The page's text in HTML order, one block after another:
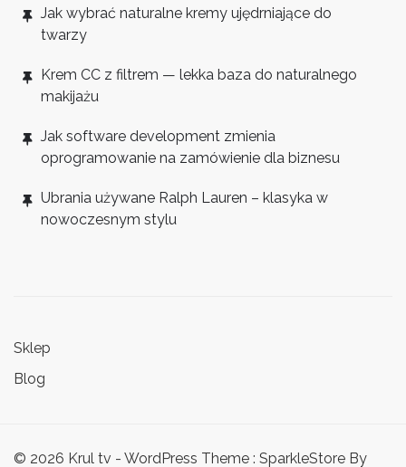
Jak wybrać naturalne kremy ujędrniające do
twarzy
Krem CC z filtrem — lekka baza do naturalnego
makijażu
Jak software development zmienia
oprogramowanie na zamówienie dla biznesu
Ubrania używane Ralph Lauren – klasyka w
nowoczesnym stylu
Sklep
Blog
© 2026 Krul tv - WordPress Theme : SparkleStore By